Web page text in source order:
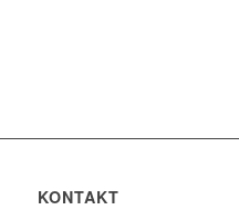
KONTAKT